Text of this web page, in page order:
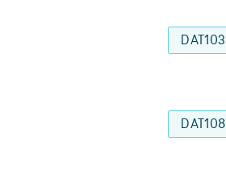
DAT103
DAT108